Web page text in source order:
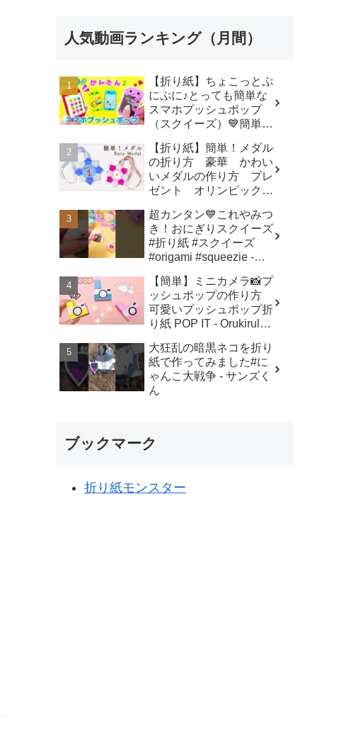
人気動画ランキング（月間）
【折り紙】ちょこっとぷ
にぷに♪とっても簡単な
スマホプッシュポップ
（スクイーズ）💙簡単可
make popit smartphone
Origami -
SodaCatOrigami 楽しい
折り紙♪
【折り紙】簡単！メダル
の折り方 豪華 かわい
いメダルの作り方 プレ
ゼント オリンピックメ
origamilibrary
超カンタン💙これやみつ
き！おにぎりスクイーズ
#折り紙 #スクイーズ
#origami #squeezie -
折り紙♪
【簡単】ミニカメラ📸プ
ッシュポップの作り方
可愛いプッシュポップ折
り紙 POP IT - Orukirulab
大狂乱の暗黒ネコを折り
紙で作ってみました#に
ゃんこ大戦争 - サンズく
ん
ブックマーク
折り紙モンスター